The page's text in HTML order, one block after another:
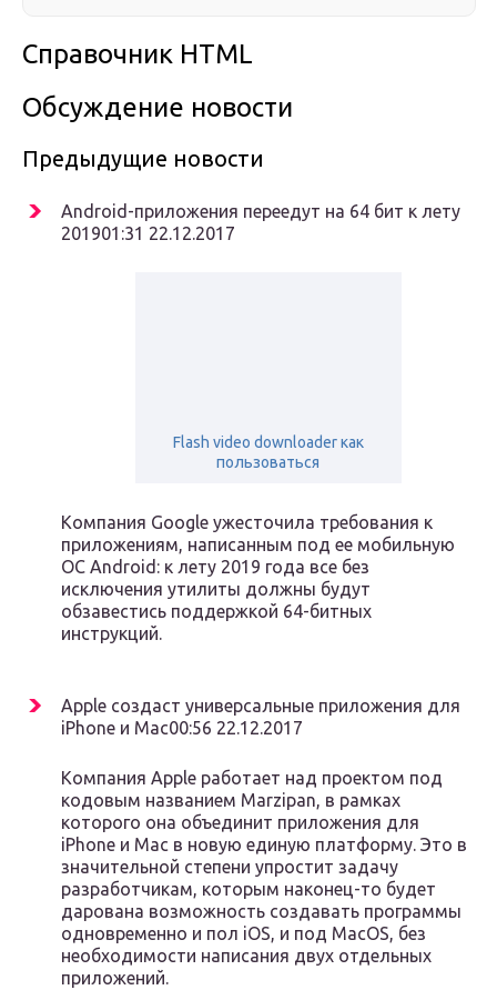
Справочник HTML
Обсуждение новости
Предыдущие новости
Android-приложения переедут на 64 бит к лету
201901:31 22.12.2017
Flash video downloader как
пользоваться
Компания Google ужесточила требования к
приложениям, написанным под ее мобильную
ОС Android: к лету 2019 года все без
исключения утилиты должны будут
обзавестись поддержкой 64-битных
инструкций.
Apple создаст универсальные приложения для
iPhone и Mac00:56 22.12.2017
Компания Apple работает над проектом под
кодовым названием Marzipan, в рамках
которого она объединит приложения для
iPhone и Mac в новую единую платформу. Это в
значительной степени упростит задачу
разработчикам, которым наконец-то будет
дарована возможность создавать программы
одновременно и пол iOS, и под MacOS, без
необходимости написания двух отдельных
приложений.